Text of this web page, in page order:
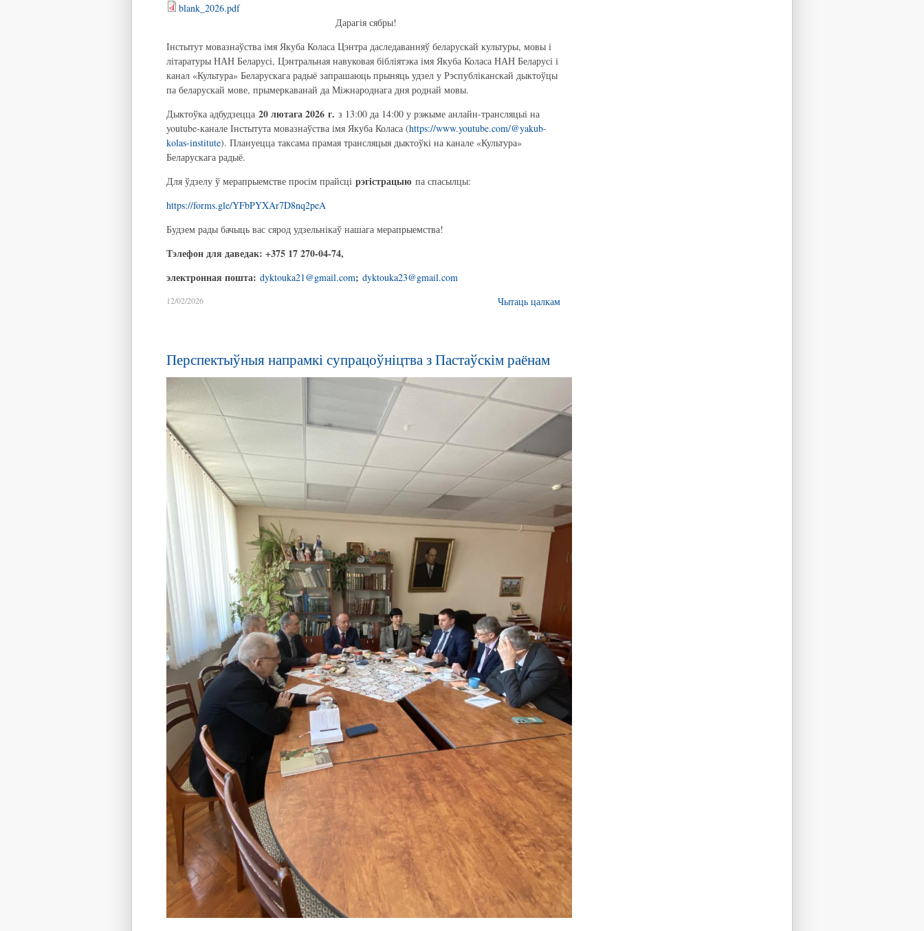
blank_2026.pdf
Дарагія сябры!
Інстытут мовазнаўства імя Якуба Коласа Цэнтра даследаванняў беларускай культуры, мовы і
літаратуры НАН Беларусі, Цэнтральная навуковая бібліятэка імя Якуба Коласа НАН Беларусі і
канал «Культура» Беларускага радыё запрашаюць прыняць удзел у Рэспубліканскай дыктоўцы
па беларускай мове, прымеркаванай да Міжнароднага дня роднай мовы.
Дыктоўка адбудзецца 20 лютага 2026 г. з 13:00 да 14:00 у рэжыме анлайн-трансляцыі на
youtube-канале Інстытута мовазнаўства імя Якуба Коласа (https://www.youtube.com/@yakub-
kolas-institute). Плануецца таксама прамая трансляцыя дыктоўкі на канале «Культура»
Беларускага радыё.
Для ўдзелу ў мерапрыемстве просім прайсці рэгістрацыю па спасылцы:
https://forms.gle/YFbPYXAr7D8nq2peA
Будзем рады бачыць вас сярод удзельнікаў нашага мерапрыемства!
Тэлефон для даведак: +375 17 270-04-74,
электронная пошта: dyktouka21@gmail.com; dyktouka23@gmail.com
12/02/2026 Чытаць цалкам
Перспектыўныя напрамкі супрацоўніцтва з Пастаўскім раёнам